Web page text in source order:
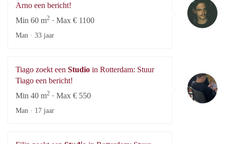
Arno een bericht!
Min 60 m2 · Max € 1100
Man · 33 jaar
Tiago zoekt een Studio in Rotterdam: Stuur
Tiago een bericht!
Min 40 m2 · Max € 550
Man · 17 jaar